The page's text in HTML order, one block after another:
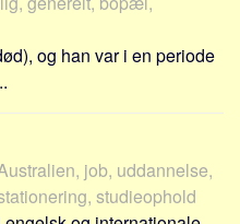
og han var i en periode
job, uddannelse,
studieophold